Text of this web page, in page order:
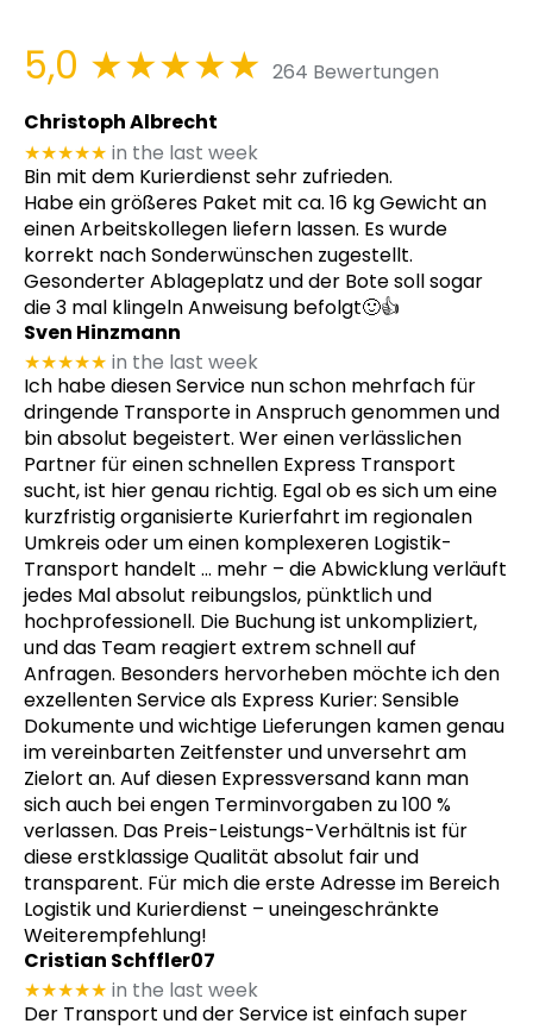
5,0 ★★★★★ 264 Bewertungen
Christoph Albrecht
★★★★★ in the last week
Bin mit dem Kurierdienst sehr zufrieden.
Habe ein größeres Paket mit ca. 16 kg Gewicht an
einen Arbeitskollegen liefern lassen. Es wurde
korrekt nach Sonderwünschen zugestellt.
Gesonderter Ablageplatz und der Bote soll sogar
die 3 mal klingeln Anweisung befolgt🙂👍
Sven Hinzmann
★★★★★ in the last week
Ich habe diesen Service nun schon mehrfach für
dringende Transporte in Anspruch genommen und
bin absolut begeistert. Wer einen verlässlichen
Partner für einen schnellen Express Transport
sucht, ist hier genau richtig. Egal ob es sich um eine
kurzfristig organisierte Kurierfahrt im regionalen
Umkreis oder um einen komplexeren Logistik-
Transport handelt … mehr – die Abwicklung verläuft
jedes Mal absolut reibungslos, pünktlich und
hochprofessionell. Die Buchung ist unkompliziert,
und das Team reagiert extrem schnell auf
Anfragen. Besonders hervorheben möchte ich den
exzellenten Service als Express Kurier: Sensible
Dokumente und wichtige Lieferungen kamen genau
im vereinbarten Zeitfenster und unversehrt am
Zielort an. Auf diesen Expressversand kann man
sich auch bei engen Terminvorgaben zu 100 %
verlassen. Das Preis-Leistungs-Verhältnis ist für
diese erstklassige Qualität absolut fair und
transparent. Für mich die erste Adresse im Bereich
Logistik und Kurierdienst – uneingeschränkte
Weiterempfehlung!
Cristian Schffler07
★★★★★ in the last week
Der Transport und der Service ist einfach super